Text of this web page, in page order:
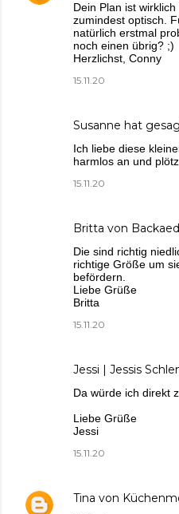
Dein Plan ist
zumindest optisch.
natürlich erstmal
noch einen übrig? ;)
Herzlichst, Conny
15.11.20
Susanne hat
Ich liebe diese
harmlos an und
15.11.20
Britta von
Die sind richtig
richtige Größe um
befördern.
Liebe Grüße
Britta
15.11.20
Jessi | Jessis
Da würde ich direkt
Liebe Grüße
Jessi
15.11.20
Tina von